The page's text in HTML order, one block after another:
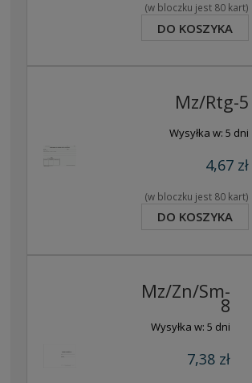
(w bloczku jest 80 kart)
DO KOSZYKA
Mz/Rtg-5
Wysyłka w: 5 dni
4,67 zł
(w bloczku jest 80 kart)
DO KOSZYKA
Mz/Zn/Sm-
8
Wysyłka w: 5 dni
7,38 zł